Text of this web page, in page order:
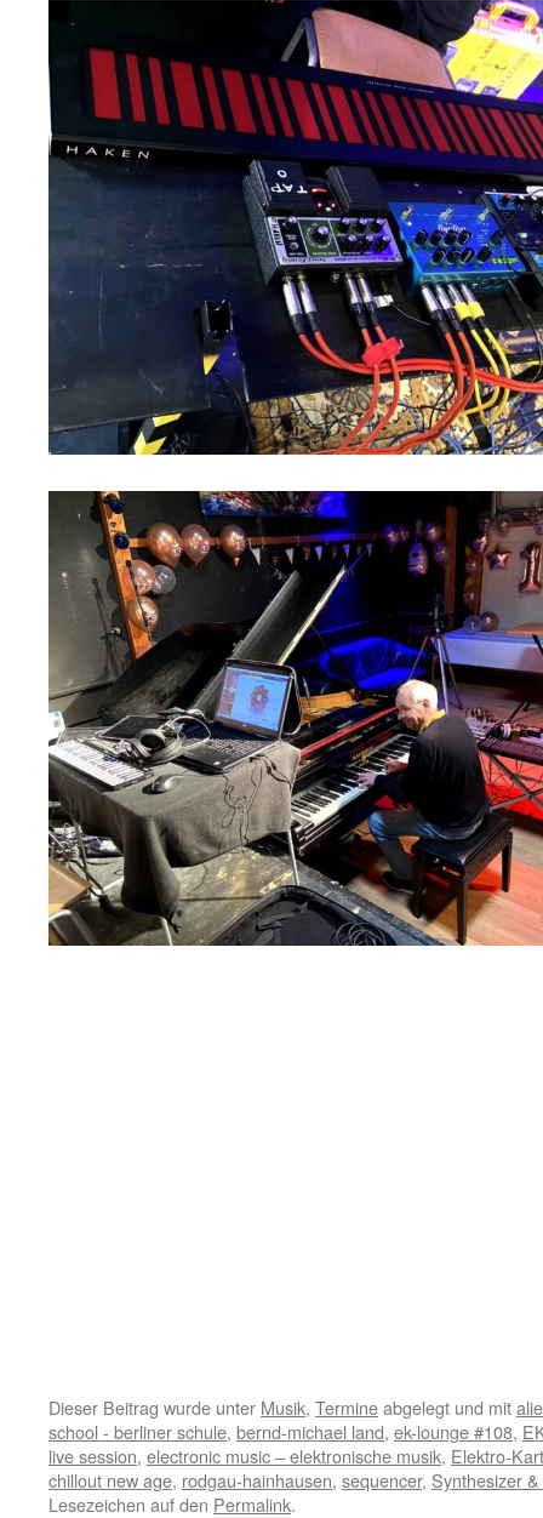
Dieser Beitrag wurde unter Musik, Termineabgelegt und mit
school - berliner schule, bernd-michael land, ek-lounge #108,
live session, electronic music – elektronische musik, Elektro-
chillout new age, rodgau-hainhausen, sequencer, Synthesizer
Lesezeichen auf den Permalink.